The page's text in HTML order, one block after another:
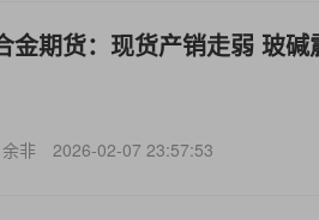
金期货：现货产销走弱 玻碱
余非 2026-02-07 23:57:53